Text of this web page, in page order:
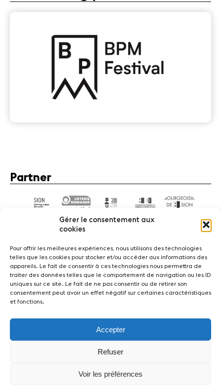
Gérer le consentement aux
cookies
Pour offrir les meilleures expériences, nous utilisons des technologies
telles que les cookies pour stocker et/ou accéder aux informations des
appareils. Le fait de consentir à ces technologies nous permettra de
traiter des données telles que le comportement de navigation ou les ID
uniques sur ce site. Le fait de ne pas consentir ou de retirer son
consentement peut avoir un effet négatif sur certaines caractéristiques
et fonctions.
Accepter
Refuser
Voir les préférences
Partner
NewsKonzerteFreiwillige
Medien Über uns
design et developpement :agence Si | Studio-irresistible - Paris